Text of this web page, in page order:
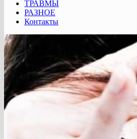
ТРАВМЫ
РАЗНОЕ
Контакты